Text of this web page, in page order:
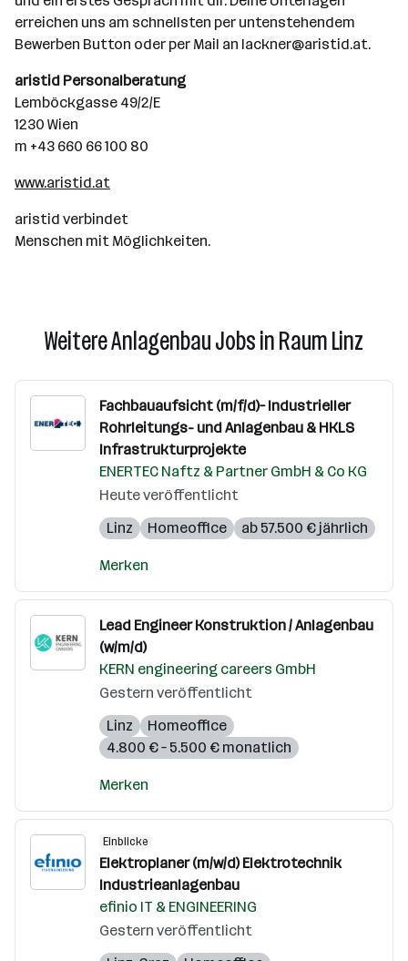
erreichen uns am schnellsten per untenstehendem
Bewerben Button oder per Mail an lackner@aristid.at.
aristid Personalberatung
Lemböckgasse 49/2/E
1230 Wien
m +43 660 66 100 80
www.aristid.at
aristid verbindet
Menschen mit Möglichkeiten.
Weitere Anlagenbau Jobs in Raum Linz
Fachbauaufsicht (m/f/d)– Industrieller
Rohrleitungs- und Anlagenbau & HKLS
Infrastrukturprojekte
ENERTEC Naftz & Partner GmbH & Co KG
Heute veröffentlicht
Linz
Homeoffice ab 57.500 € jährlich
Merken
Lead Engineer Konstruktion / Anlagenbau
(w/m/d)
KERN engineering careers GmbH
Gestern veröffentlicht
Linz
Homeoffice
4.800 € – 5.500 € monatlich
Merken
Einblicke
Elektroplaner (m/w/d) Elektrotechnik
Industrieanlagenbau
efinio IT & ENGINEERING
Gestern veröffentlicht